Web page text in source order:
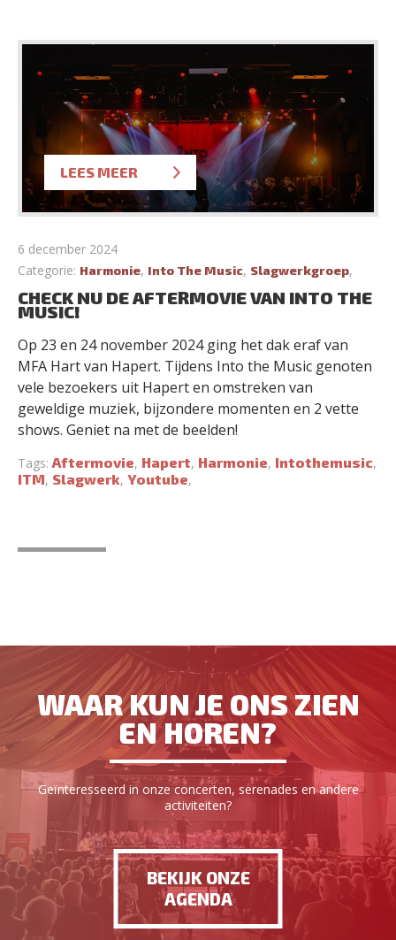
LEES MEER
6 december 2024
Categorie: Harmonie, Into The Music, Slagwerkgroep,
CHECK NU DE AFTERMOVIE VAN INTO THE
MUSIC!
Op 23 en 24 november 2024 ging het dak eraf van
MFA Hart van Hapert. Tijdens Into the Music genoten
vele bezoekers uit Hapert en omstreken van
geweldige muziek, bijzondere momenten en 2 vette
shows. Geniet na met de beelden!
Tags:Aftermovie, Hapert, Harmonie, Intothemusic,
ITM, Slagwerk, Youtube,
WAAR KUN JE ONS ZIEN
EN HOREN?
Geïnteresseerd in onze concerten, serenades en andere
activiteiten?
BEKIJK ONZE
AGENDA